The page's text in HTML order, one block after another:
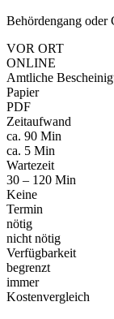
Behördengang oder
VOR ORT
ONLINE
Amtliche
Papier
PDF
Zeitaufwand
ca. 90 Min
ca. 5 Min
Wartezeit
30 – 120 Min
Keine
Termin
nötig
nicht nötig
Verfügbarkeit
begrenzt
immer
Kostenvergleich